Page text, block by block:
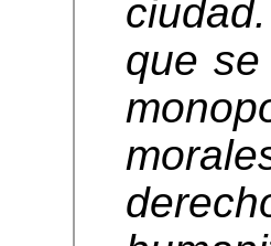
que